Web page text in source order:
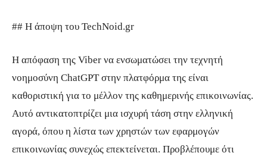
## Η άποψη του TechNoid.gr
Η απόφαση της Viber να ενσωματώσει την τεχνητή
νοημοσύνη ChatGPT στην πλατφόρμα της είναι
καθοριστική για το μέλλον της καθημερινής επικοινωνίας.
Αυτό αντικατοπτρίζει μια ισχυρή τάση στην ελληνική
αγορά, όπου η λίστα των χρηστών των εφαρμογών
επικοινωνίας συνεχώς επεκτείνεται. Προβλέπουμε ότι